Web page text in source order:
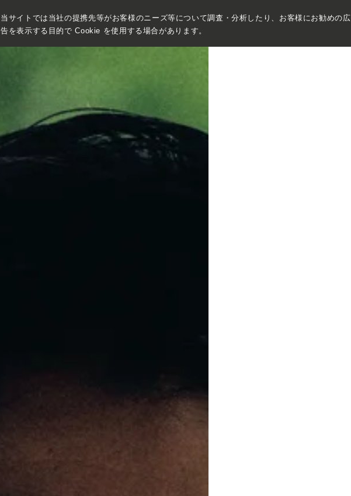
当サイトでは当社の提携先等がお客様のニーズ等について調査・分析したり、お客様にお勧めの広
告を表示する目的で Cookie を使用する場合があります。